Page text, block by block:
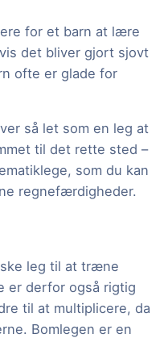
for et barn at lære
det bliver gjort sjovt
ofte er glade for
så let som en leg at
til det rette sted –
som du kan
regnefærdigheder.
leg til at træne
er derfor også rigtig
til at multiplicere, da
Bomlegen er en